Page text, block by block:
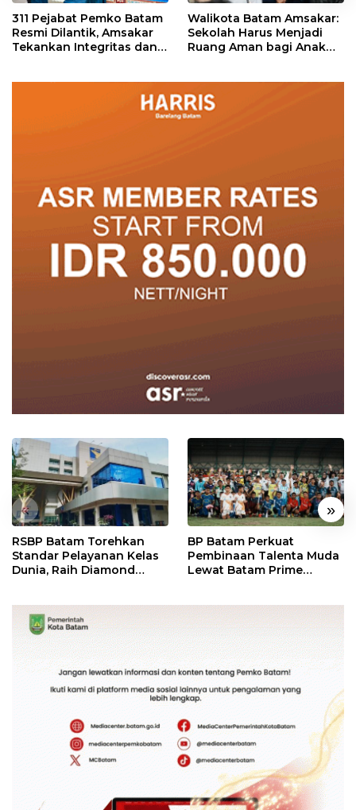
311 Pejabat Pemko Batam
Resmi Dilantik, Amsakar
Tekankan Integritas dan
Walikota Batam Amsakar:
Sekolah Harus Menjadi
Ruang Aman bagi Anak
« »
RSBP Batam Torehkan
Standar Pelayanan Kelas
Dunia, Raih Diamond
BP Batam Perkuat
Pembinaan Talenta Muda
Lewat Batam Prime